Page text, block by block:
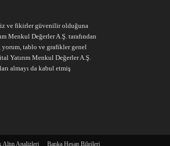
ve fikirler güvenilir olduğuna
Menkul Değerler A.Ş. tarafından
tablo ve grafikler genel
Yatırım Menkul Değerler A.Ş.
almayı da kabul etmiş
Altın Analizleri Banka Hesap Bilgileri